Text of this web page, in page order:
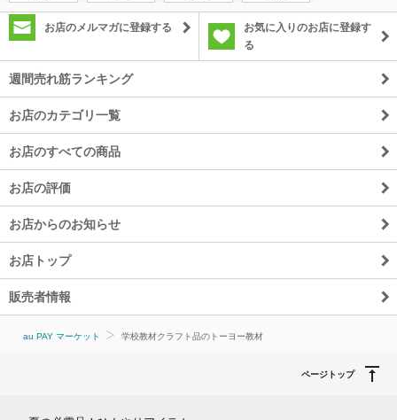
お店のメルマガに登録する
お気に入りのお店に登録す
る
週間売れ筋ランキング
お店のカテゴリ一覧
お店のすべての商品
お店の評価
お店からのお知らせ
お店トップ
販売者情報
au PAY マーケット 学校教材クラフト品のトーヨー教材
ページトップ